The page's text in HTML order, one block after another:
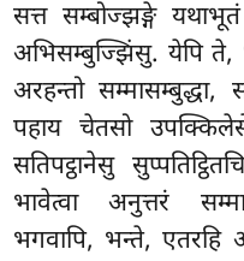
सत्त सम्बोज्झङ्गे
अभिसम्बुज्झिंसु. येपि ते,
अरहन्तो
पहाय चेतसो
सतिपट्ठानेसु
भावेत्वा अनुत्तरं
भगवापि, भन्ते, एतरहि